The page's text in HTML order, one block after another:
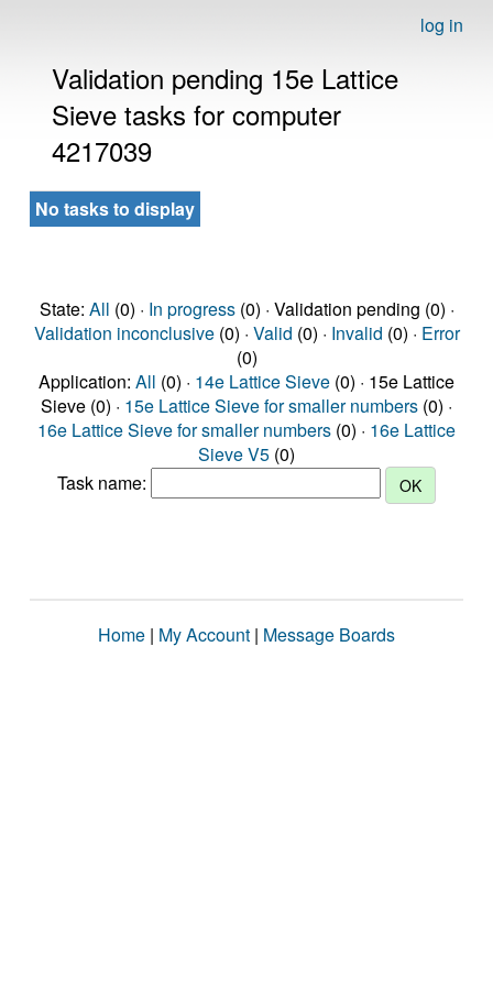
log in
Validation pending 15e Lattice
Sieve tasks for computer
4217039
No tasks to display
State: All (0) · In progress(0) · Validation pending (0) ·
Validation inconclusive(0) · Valid (0) · Invalid (0) · Error
(0)
Application: All (0) · 14e Lattice Sieve (0) · 15e Lattice
Sieve (0) · 15e Lattice Sieve for smaller numbers (0) ·
16e Lattice Sieve for smaller numbers (0) · 16e Lattice
Sieve V5 (0)
Task name:
Home | My Account | Message Boards